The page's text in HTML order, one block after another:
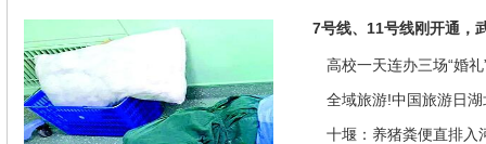
7号线、11号线刚开通，
高校一天连办三场“婚
来是因为…
全域旅游!中国旅游日
推优惠政策
十堰：养猪粪便直排入